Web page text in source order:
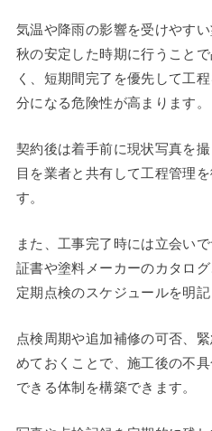
気温や降雨の影響を受けやす
秋の安定した時期に行うこと
く、短期間完了を優先して工
分になる危険性が高まります。
契約後は着手前に現状写真を
目を業者と共有して工程管理
す。
また、工事完了時には立会い
証書や塗料メーカーのカタロ
定期点検のスケジュールを明
点検周期や追加補修の可否、
めておくことで、施工後の不
できる体制を構築できます。